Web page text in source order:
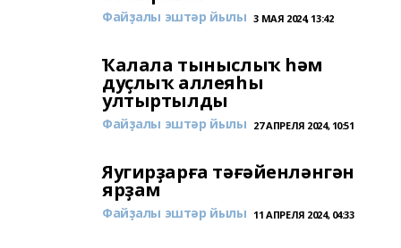
Файҙалы эштәр йылы 3 МАЯ 2024, 13:42
Ҡалала тыныслыҡ һәм
дуҫлыҡ аллеяһы
ултыртылды
Файҙалы эштәр йылы 27 АПРЕЛЯ 2024, 10:51
Яугирҙарға тәғәйенләнгән
ярҙам
Файҙалы эштәр йылы 11 АПРЕЛЯ 2024, 04:33